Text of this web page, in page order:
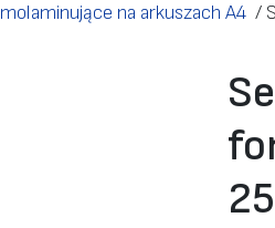
na arkuszach A4/